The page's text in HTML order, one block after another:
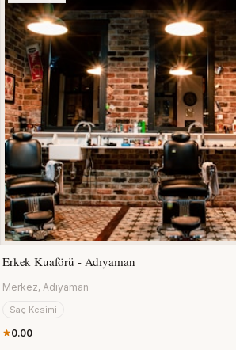
Erkek Kuaförü - Adıyaman
Merkez, Adıyaman
Saç Kesimi
0.00